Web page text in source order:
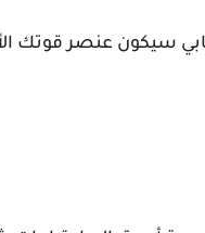
عنصر قوتك